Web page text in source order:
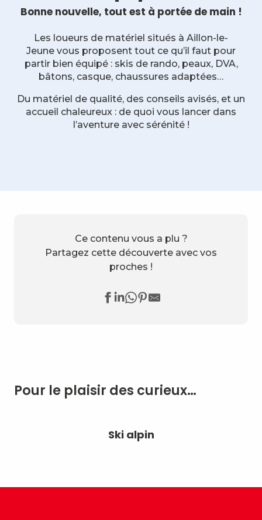
Bonne nouvelle, tout est à portée de main !
Les loueurs de matériel situés à Aillon-le-
Jeune vous proposent tout ce qu’il faut pour
partir bien équipé : skis de rando, peaux, DVA,
bâtons, casque, chaussures adaptées…
Du matériel de qualité, des conseils avisés, et un
accueil chaleureux : de quoi vous lancer dans
l’aventure avec sérénité !
Ce contenu vous a plu ?
Partagez cette découverte avec vos
proches !
Pour le plaisir des curieux…
Ski alpin